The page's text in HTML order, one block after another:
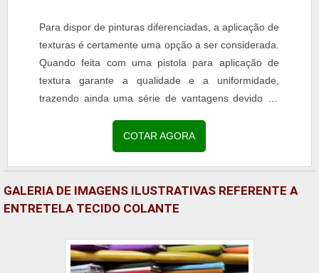
Para dispor de pinturas diferenciadas, a aplicação de
texturas é certamente uma opção a ser considerada.
Quando feita com uma pistola para aplicação de
textura garante a qualidade e a uniformidade,
trazendo ainda uma série de vantagens devido ao
COTAR AGORA
GALERIA DE IMAGENS ILUSTRATIVAS REFERENTE A
ENTRETELA TECIDO COLANTE